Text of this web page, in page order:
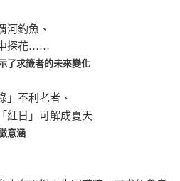
河釣魚、
中探花……
了求籤者的未來變化
」不利老者、
紅日」可解成夏天
意涵